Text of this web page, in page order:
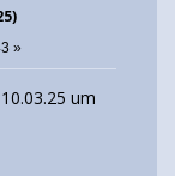
»
um